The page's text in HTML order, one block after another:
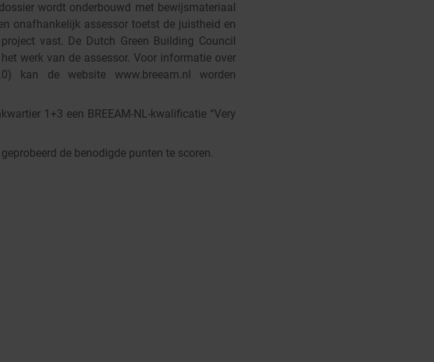
wordt onderbouwd met bewijsmateriaal
onafhankelijk assessor toetst de juistheid en
vast. De Dutch Green Building Council
werk van de assessor. Voor informatie over
kan de website www.breeam.nl worden
1+3 een BREEAM-NL-kwalificatie “Very
de benodigde punten te scoren.